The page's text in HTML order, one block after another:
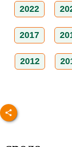
2022
2017
2012